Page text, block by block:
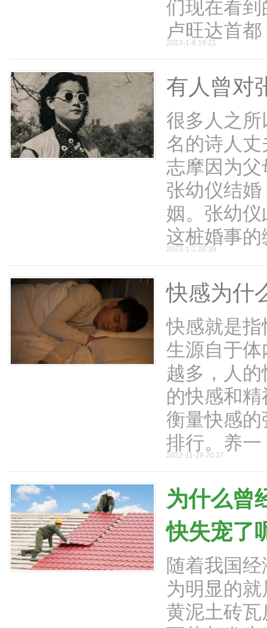
们现在看
卢旺达首都
2023-1-8 19:21
有人曾对
很多人之
名的诗人
志摩因为
张幼仪结
姻。张幼
这桩婚事的
2023-1-1 20:39
快感为什
快感就是
生源自于
越多，人
的快感和
衡量快感
排行。养一
2022-11-29 20:37
为什么曾
快失宠了
随着我国
为明显的
黄泥土砖